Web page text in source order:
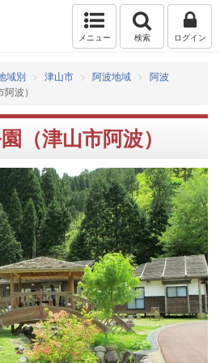
メニュー 検索 ログイン
域別 津山市 阿波地域
阿波
波）
（津山市阿波）